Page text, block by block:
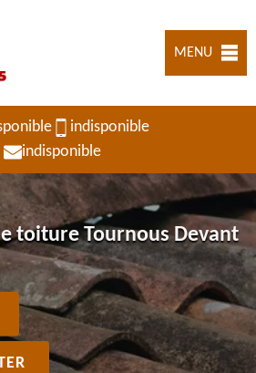
MENU
indisponible
indisponible
toiture Tournous Devant